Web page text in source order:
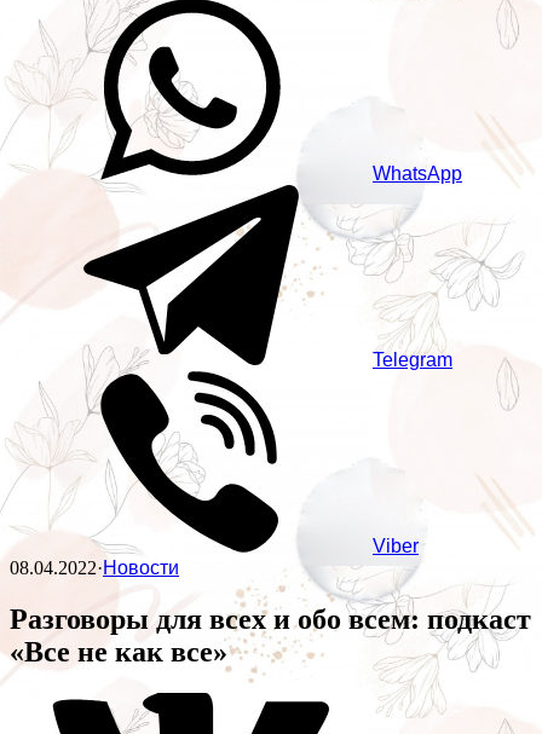
WhatsApp
Telegram
Viber
08.04.2022·Новости
Разговоры для всех и обо всем: подкаст
«Все не как все»